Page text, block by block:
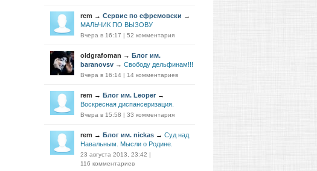
rem → Сервис по ефремовски →
МАЛЬЧИК ПО ВЫЗОВУ
Вчера в 16:17 | 52 комментария
oldgrafoman → Блог им.
baranovsv → Свободу дельфинам!!!
Вчера в 16:14 | 14 комментариев
rem → Блог им. Leoper →
Воскресная диспансеризация.
Вчера в 15:58 | 33 комментария
rem → Блог им. nickas → Суд над
Навальным. Мысли о Родине.
23 августа 2013, 23:42 |
116 комментариев